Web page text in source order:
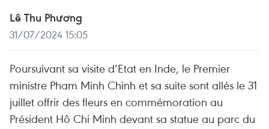
Lê Thu Phương
31/07/2024 15:05
Poursuivant sa visite d’Etat en Inde, le Premier
ministre Pham Minh Chinh et sa suite sont allés le 31
juillet offrir des fleurs en commémoration au
Président Hô Chi Minh devant sa statue au parc du